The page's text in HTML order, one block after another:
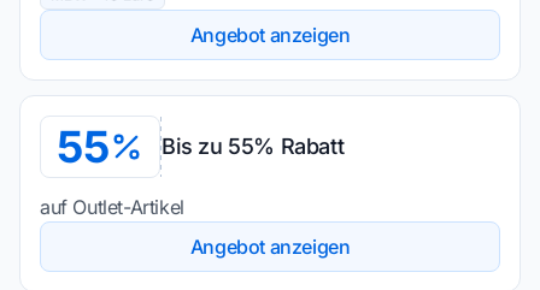
Angebot anzeigen
55 Bis zu 55% Rabatt
auf Outlet-Artikel
Angebot anzeigen